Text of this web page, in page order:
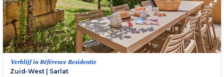
Verblijf in Référence Residentie
Zuid-West | Sarlat